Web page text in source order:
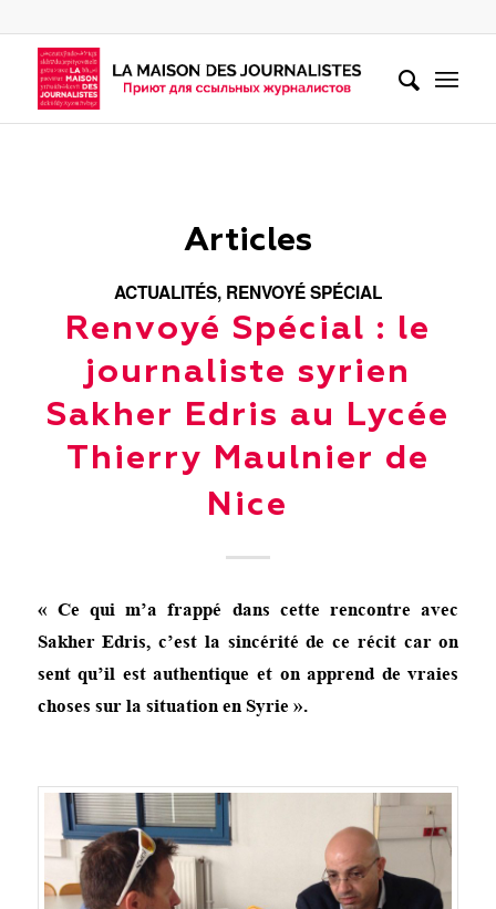
Articles
ACTUALITÉS, RENVOYÉ SPÉCIAL
Renvoyé Spécial : le
journaliste syrien
Sakher Edris au Lycée
Thierry Maulnier de
Nice
« Ce qui m’a frappé dans cette rencontre avec
Sakher Edris, c’est la sincérité de ce récit car on
sent qu’il est authentique et on apprend de vraies
choses sur la situation en Syrie ».